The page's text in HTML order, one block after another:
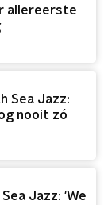
allereerste
Sea Jazz:
nooit zó
Jazz: 'We